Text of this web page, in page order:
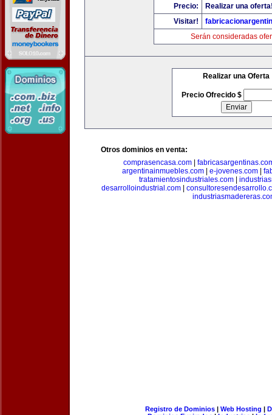
Precio:
Realizar una
Visitar!
Serán consideradas
Realizar una Oferta
Precio Ofrecido $
Otros dominios en venta:
comprasencasa.com|
argentinainmuebles.com| e-jovenes.com|
tratamientosindustriales.com
desarrolloindustrial.com|
Registro de Dominios| Web Hosting |